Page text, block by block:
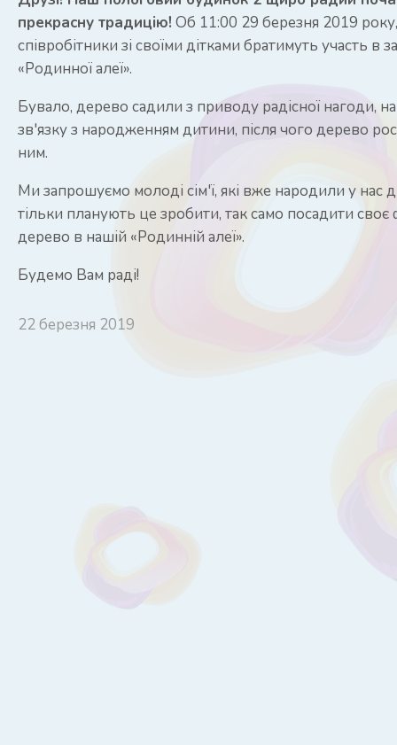
прекрасну традицію! Об 11:00 29 березня 2019
співробітники зі своїми дітками братимуть участь в
«Родинної алеї».
Бувало, дерево садили з приводу радісної нагоди,
зв'язку з народженням дитини, після чого дерево
ним.
Ми запрошуємо молоді сім'ї, які вже народили у нас
тільки планують це зробити, так само посадити своє
дерево в нашій «Родинній алеї».
Будемо Вам раді!
22 березня 2019